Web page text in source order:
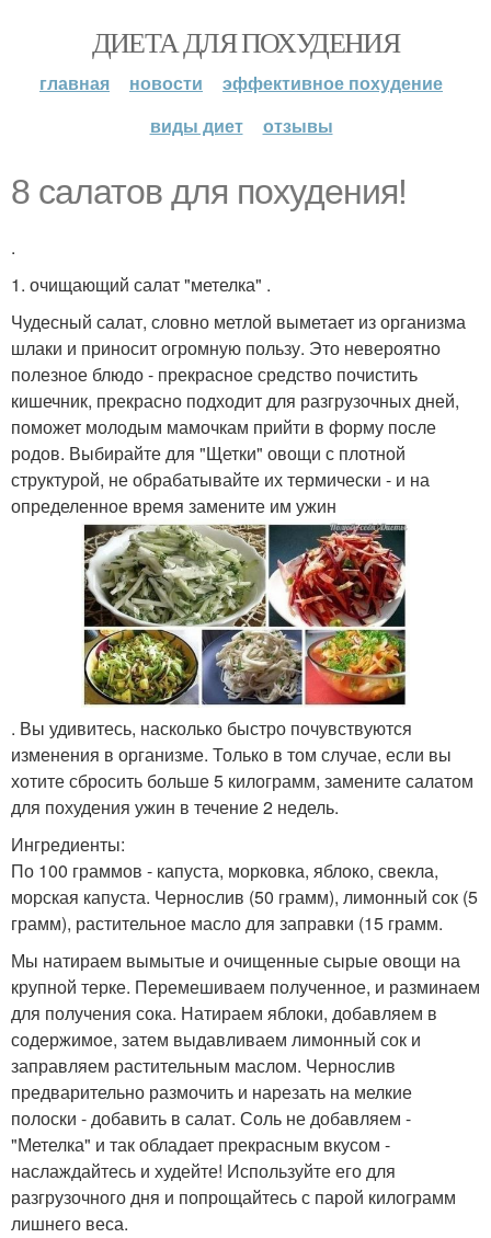
ДИЕТА ДЛЯ ПОХУДЕНИЯ
главная новости
эффективное похудение
виды диет
отзывы
8 салатов для похудения!
.
1. очищающий салат "метелка" .
Чудесный салат, словно метлой выметает из организма
шлаки и приносит огромную пользу. Это невероятно
полезное блюдо - прекрасное средство почистить
кишечник, прекрасно подходит для разгрузочных дней,
поможет молодым мамочкам прийти в форму после
родов. Выбирайте для "Щетки" овощи с плотной
структурой, не обрабатывайте их термически - и на
определенное время замените им ужин
. Вы удивитесь, насколько быстро почувствуются
изменения в организме. Только в том случае, если вы
хотите сбросить больше 5 килограмм, замените салатом
для похудения ужин в течение 2 недель.
Ингредиенты:
По 100 граммов - капуста, морковка, яблоко, свекла,
морская капуста. Чернослив (50 грамм), лимонный сок (5
грамм), растительное масло для заправки (15 грамм.
Мы натираем вымытые и очищенные сырые овощи на
крупной терке. Перемешиваем полученное, и разминаем
для получения сока. Натираем яблоки, добавляем в
содержимое, затем выдавливаем лимонный сок и
заправляем растительным маслом. Чернослив
предварительно размочить и нарезать на мелкие
полоски - добавить в салат. Соль не добавляем -
"Метелка" и так обладает прекрасным вкусом -
наслаждайтесь и худейте! Используйте его для
разгрузочного дня и попрощайтесь с парой килограмм
лишнего веса.